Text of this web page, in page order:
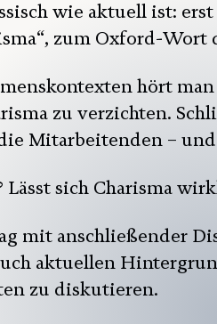
wie aktuell ist:
zum Oxford-Wort
hört
zu verzichten.
Mitarbeitenden – und
Lässt sich Charisma
mit anschließender
aktuellen
zu diskutieren.